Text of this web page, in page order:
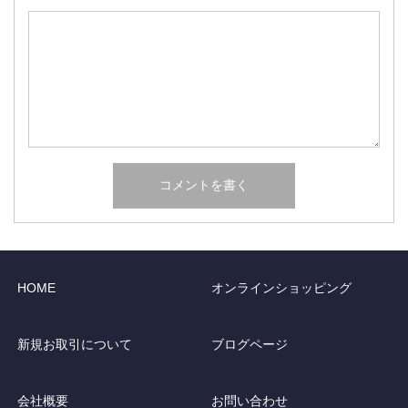
HOME オンラインショッピング
新規お取引について ブログページ
会社概要 お問い合わせ